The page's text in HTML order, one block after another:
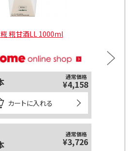
糀 糀甘酒LL 1000ml
通常価格
¥4,158
カートに入れる
通常価格
¥3,726